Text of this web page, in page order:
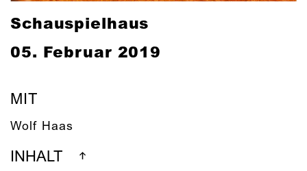
Schauspielhaus
05. Februar 2019
MIT
Wolf Haas
INHALT